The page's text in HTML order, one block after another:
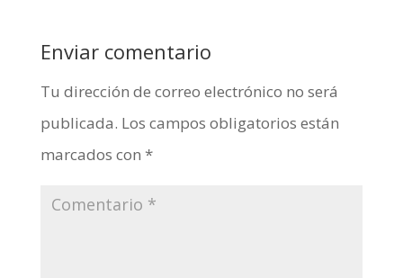
Enviar comentario
Tu dirección de correo electrónico no será
publicada. Los campos obligatorios están
marcados con *